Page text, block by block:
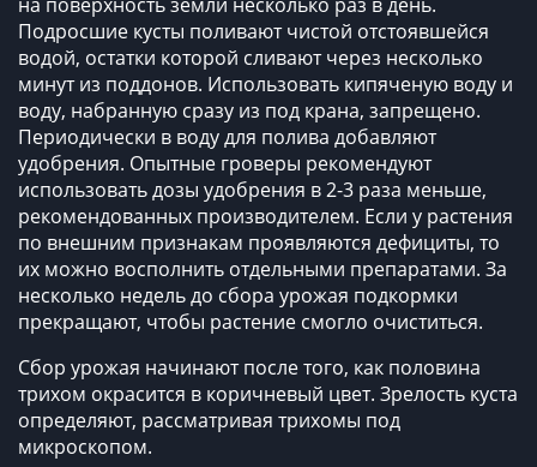
Подросшие кусты поливают чистой отстоявшейся
водой, остатки которой сливают через несколько
минут из поддонов. Использовать кипяченую воду и
воду, набранную сразу из под крана, запрещено.
Периодически в воду для полива добавляют
удобрения. Опытные гроверы рекомендуют
использовать дозы удобрения в 2-3 раза меньше,
рекомендованных производителем. Если у растения
по внешним признакам проявляются дефициты, то
их можно восполнить отдельными препаратами. За
несколько недель до сбора урожая подкормки
прекращают, чтобы растение смогло очиститься.
Сбор урожая начинают после того, как половина
трихом окрасится в коричневый цвет. Зрелость куста
определяют, рассматривая трихомы под
микроскопом.